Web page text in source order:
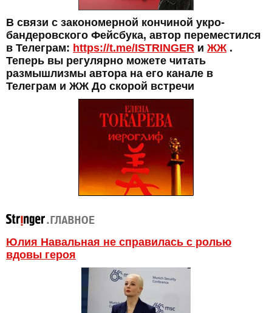
В связи с закономерной кончиной укро-
бандеровского Фейсбука, автор переместился
в Телеграм: https://t.me/ISTRINGER и ЖЖ .
Теперь вы регулярно можете читать
размышлизмы автора на его канале в
Телеграм и ЖЖ До скорой встречи
Юлия Навальная не справилась с ролью
вдовы героя